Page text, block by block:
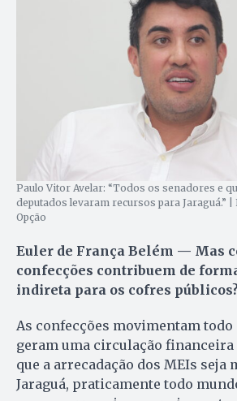
Paulo Vitor Avelar: “Todos os senadores e
deputados levaram recursos para Jaraguá.”
Opção
Euler de França Belém — Mas
confecções contribuem de
indireta para os cofres
As confecções movimentam todo
geram uma circulação
que a arrecadação dos MEIs seja
Jaraguá, praticamente todo